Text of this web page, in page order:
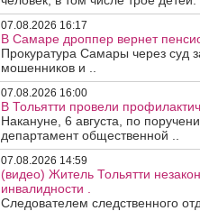
07.08.2026 16:17
В Самаре дроппер вернет
Прокуратура Самары через суд
мошенников и ..
07.08.2026 16:00
В Тольятти провели
Накануне, 6 августа, по
департамент общественной ..
07.08.2026 14:59
(видео) Житель Тольятти
инвалидности .
Следователем следственного